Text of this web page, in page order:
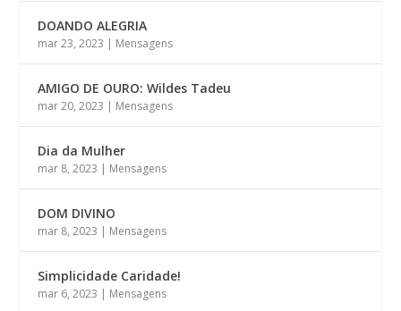
DOANDO ALEGRIA
mar 23, 2023 | Mensagens
AMIGO DE OURO: Wildes Tadeu
mar 20, 2023 | Mensagens
Dia da Mulher
mar 8, 2023 | Mensagens
DOM DIVINO
mar 8, 2023 | Mensagens
Simplicidade Caridade!
mar 6, 2023 | Mensagens